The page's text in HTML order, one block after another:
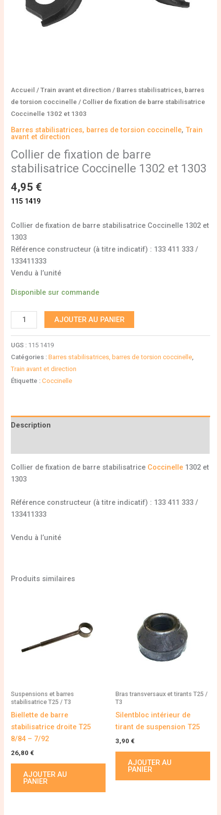
Accueil /Train avant et direction / Barres stabilisatrices, barres
de torsion coccinelle / Collier de fixation de barre stabilisatrice
Coccinelle 1302 et 1303
Barres stabilisatrices, barres de torsion coccinelle,Train
avant et direction
Collier de fixation de barre
stabilisatrice Coccinelle 1302 et 1303
4,95 €
115 1419
Collier de fixation de barre stabilisatrice Coccinelle 1302 et
1303
Référence constructeur (à titre indicatif) : 133 411 333 /
133411333
Vendu à l’unité
Disponible sur commande
1303
AJOUTER AU PANIER
UGS : 115 1419
Catégories :Barres stabilisatrices, barres de torsion coccinelle
Train avant et direction
Étiquette :Coccinelle
Description
Collier de fixation de barre stabilisatrice Coccinelle 1302 et
1303
Référence constructeur (à titre indicatif) : 133 411 333 /
133411333
Vendu à l’unité
Produits similaires
Suspensions et barres
stabilisatrice T25 / T3
Biellette de barre
stabilisatrice droite T25
8/84 – 7/92
26,80 €
AJOUTER AU
PANIER
Bras transversaux et tirants T25 /
T3
Silentbloc intérieur de
tirant de suspension T25
3,90 €
AJOUTER AU
PANIER